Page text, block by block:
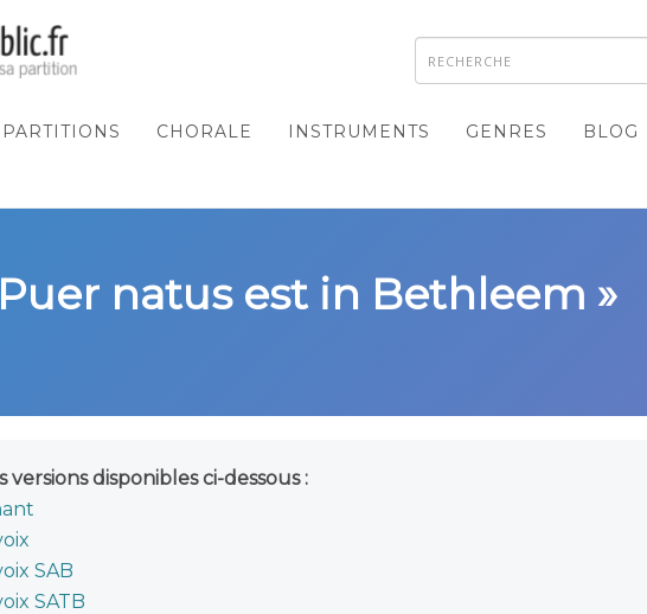
CHORALE INSTRUMENTS GENRES BLOG
natus est in Bethleem »
versions disponibles ci-dessous :
SAB
SATB